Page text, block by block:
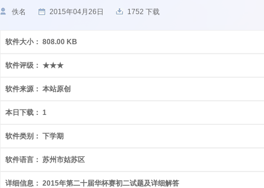
佚名 2015年04月26日 1752 下载
软件大小： 808.00 KB
软件评级： ★★★
软件来源： 本站原创
本日下载： 1
软件类别： 下学期
软件语言： 苏州市姑苏区
详细信息： 2015年第二十届华杯赛初二试题及详细解答